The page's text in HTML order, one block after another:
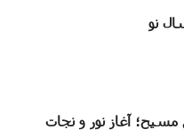
نو
آغاز نور و نجات